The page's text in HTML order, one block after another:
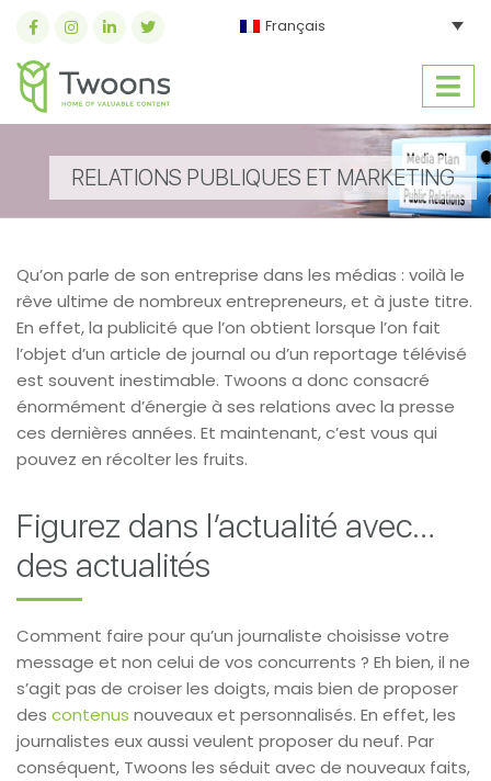
Français
RELATIONS PUBLIQUES ET MARKETING
Qu’on parle de son entreprise dans les médias : voilà le
rêve ultime de nombreux entrepreneurs, et à juste titre.
En effet, la publicité que l’on obtient lorsque l’on fait
l’objet d’un article de journal ou d’un reportage télévisé
est souvent inestimable. Twoons a donc consacré
énormément d’énergie à ses relations avec la presse
ces dernières années. Et maintenant, c’est vous qui
pouvez en récolter les fruits.
Figurez dans l’actualité avec…
des actualités
Comment faire pour qu’un journaliste choisisse votre
message et non celui de vos concurrents ? Eh bien, il ne
s’agit pas de croiser les doigts, mais bien de proposer
des contenus nouveaux et personnalisés. En effet, les
journalistes eux aussi veulent proposer du neuf. Par
conséquent, Twoons les séduit avec de nouveaux faits,